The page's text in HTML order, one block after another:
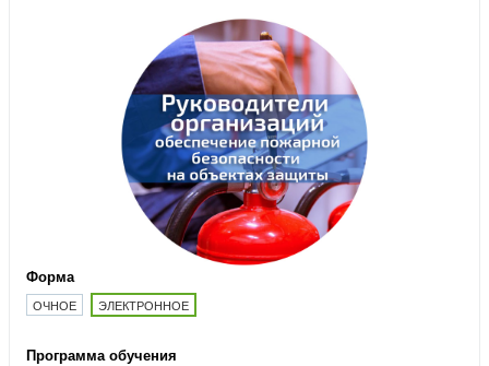
Форма
ОЧНОЕ ЭЛЕКТРОННОЕ
Программа обучения